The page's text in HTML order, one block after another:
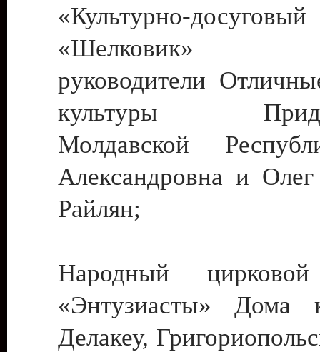
«Культурно-
«Шелковик»
руководители
культуры
Молдавской
Александровна и
Райлян;
Народный цирковой
«Энтузиасты» Дома
Делакеу,